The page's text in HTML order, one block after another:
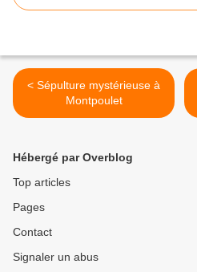
< Sépulture mystérieuse à
Montpoulet
Hébergé par Overblog
Top articles
Pages
Contact
Signaler un abus